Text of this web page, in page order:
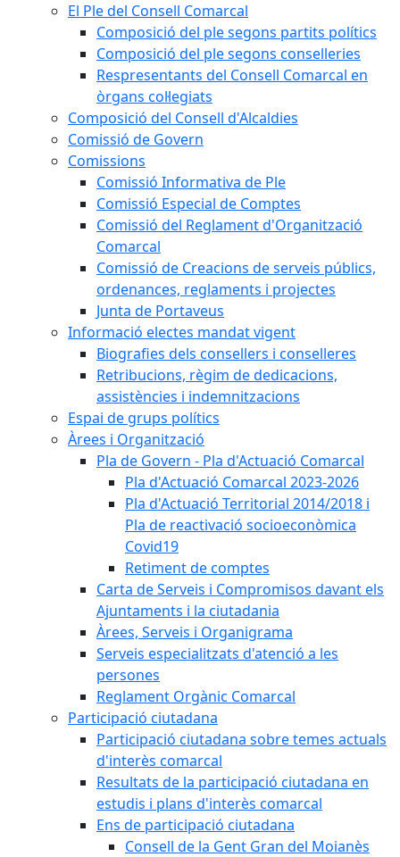
El Ple del Consell Comarcal
Composició del ple segons partits polítics
Composició del ple segons conselleries
Respresentants del Consell Comarcal en
òrgans col·legiats
Composició del Consell d'Alcaldies
Comissió de Govern
Comissions
Comissió Informativa de Ple
Comissió Especial de Comptes
Comissió del Reglament d'Organització
Comarcal
Comissió de Creacions de serveis públics,
ordenances, reglaments i projectes
Junta de Portaveus
Informació electes mandat vigent
Biografies dels consellers i conselleres
Retribucions, règim de dedicacions,
assistències i indemnitzacions
Espai de grups polítics
Àrees i Organització
Pla de Govern - Pla d'Actuació Comarcal
Pla d'Actuació Comarcal 2023-2026
Pla d'Actuació Territorial 2014/2018 i
Pla de reactivació socioeconòmica
Covid19
Retiment de comptes
Carta de Serveis i Compromisos davant els
Ajuntaments i la ciutadania
Àrees, Serveis i Organigrama
Serveis especialitzats d'atenció a les
persones
Reglament Orgànic Comarcal
Participació ciutadana
Participació ciutadana sobre temes actuals
d'interès comarcal
Resultats de la participació ciutadana en
estudis i plans d'interès comarcal
Ens de participació ciutadana
Consell de la Gent Gran del Moianès